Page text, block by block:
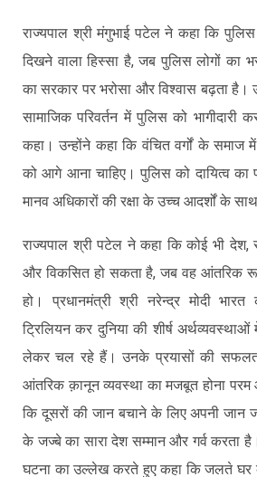
राज्यपाल श्री मंगुभाई पटेल ने कहा कि
दिखने वाला हिस्सा है, जब पुलिस लोगों का
का सरकार पर भरोसा और विश्वास बढ़ता है।
सामाजिक परिवर्तन में पुलिस को
कहा। उन्होंने कहा कि वंचित वर्गों के
को आगे आना चाहिए। पुलिस को दायित्व का
मानव अधिकारों की रक्षा के उच्च आदर्शों के
राज्यपाल श्री पटेल ने कहा कि कोई भी
और विकसित हो सकता है, जब वह आंतरिक
हो। प्रधानमंत्री श्री नरेन्द्र मोदी
ट्रिलियन कर दुनिया की शीर्ष
लेकर चल रहे हैं। उनके प्रयासों की
आंतरिक क़ानून व्यवस्था का मजबूत होना
कि दूसरों की जान बचाने के लिए अपनी जान
के जज्बे का सारा देश सम्मान और गर्व करता
घटना का उल्लेख करते हुए कहा कि जलते